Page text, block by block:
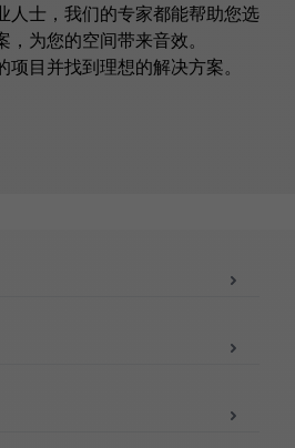
人士，我们的专家都能帮助您选
为您的空间带来音效。
目并找到理想的解决方案。